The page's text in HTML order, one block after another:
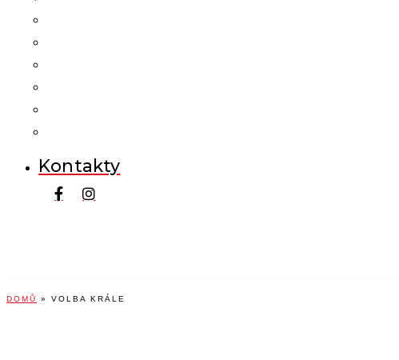
Kontakty
DOMŮ » VOLBA KRÁLE